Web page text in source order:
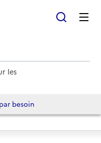
les
besoin